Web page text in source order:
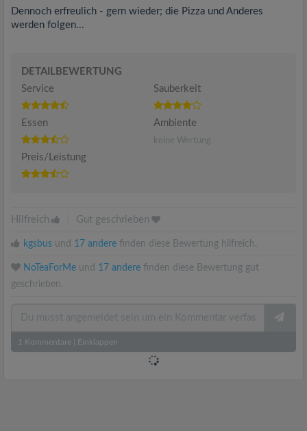
Dennoch erfreulich - gern wieder; die Pizza und Anderes
werden folgen...
DETAILBEWERTUNG
Service
Sauberkeit
Essen Ambiente
keine Wertung
Preis/Leistung
Hilfreich Gut geschrieben
kgsbus und 17 andere finden diese Bewertung hilfreich.
NoTeaForMe und 17 andere finden diese Bewertung gut
geschrieben.
1 Kommentare Einklappen